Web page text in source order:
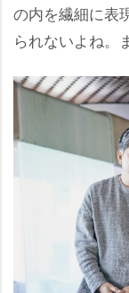
の内を繊細に表
られないよね。